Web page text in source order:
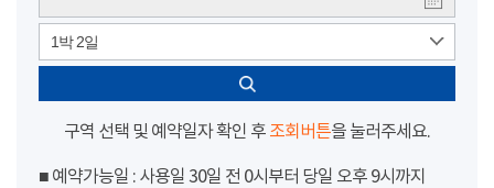
1박 2일
구역 선택 및 예약일자 확인 후 조회버튼을 눌러주세요.
■ 예약가능일 : 사용일 30일 전 0시부터 당일 오후 9시까지